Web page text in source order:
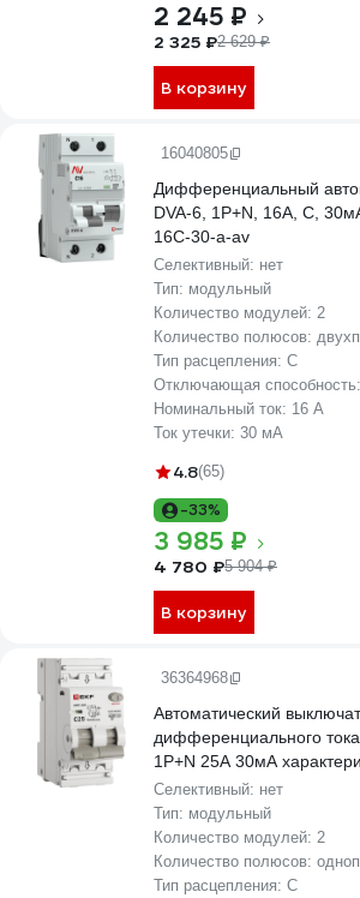
2 245 ₽
2 325 ₽2 629 ₽
В корзину
16040805
Дифференциальный
DVA-6, 1P+N, 16А, C,
16C-30-a-av
Селективный: нет
Тип: модульный
Количество модулей: 2
Количество полюсов:
Тип расцепления: C
Отключающая способность:
Номинальный ток: 16 А
Ток утечки: 30 мА
4.8(65)
-33%
3 985 ₽
4 780 ₽5 904 ₽
В корзину
36364968
Автоматический
дифференциального
1P+N 25А 30мА
электронный 6кА
Селективный: нет
Тип: модульный
Количество модулей: 2
Количество полюсов:
Тип расцепления: C